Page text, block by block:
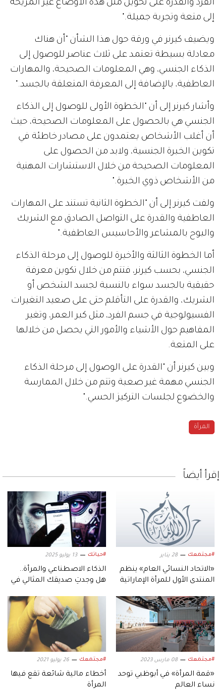
الفرد والقدرة على تحويل مثل هذه الأوضاع غير المريحة
إلى متعة وتجربة جميلة."
ويضيف كيرنر في ورقة حول هذا الشأن "أن هناك
معادلة بسيطة تعتمد على ثلاث عناصر للوصول إلى
الذكاء الجنسي، وهي المعلومات الصحيحة، والمهارات
العاطفية، بالإضافة إلى المعرفة المتعلقة بالجسد."
وأشار كيرنر إلى أن "الخطوة الأولى للوصول إلى الذكاء
الجنسي هي بالحصول على المعلومات الصحيحة، حيث
أن أغلب الأشخاص يعتمدون على مصادر خاطئة في
تكوين الخبرة الجنسية، ولابد من الحصول على
المعلومات الصحيحة من خلال الاستشارات المهنية
من الأشخاص ذوي الخبرة."
ولفت كيرنر إلى أن "الخطوة الثانية تستند على المهارات
العاطفية والقدرة على التواصل الصادق مع الشريك
والبوح بالمشاعر والأحاسيس العاطفية."
أما الخطوة الثالثة والأخيرة للوصول إلى مرحلة الذكاء
الجنسي، بحسب كيرنر، فتتم من خلال تكوين معرفة
حقيقية بالجسد سواء بالنسبة لجسد الشخص أو
الشريك، والقدرة على التأقلم حتى على صعيد التغيرات
الفسيولوجية في جسم الفرد، مثل كبر العمر، وتغير
المفاهيم حول الأشياء والأمور التي يحصل من خلالها
على المتعة.
وبين كيرنر أن "القدرة على الوصول إلى مرحلة الذكاء
الجنسي مهمة غير صعبة وتتم من خلال الممارسة
والخضوع لجلسات التركيز الحسي."
المرأة
إقرأ أيضاً
#مجتمعك 28 يناير
«الاتحاد النسائي العام» ينظم
المنتدى الأول للمرأة الإماراتية
#حياتك 13 يوليو 2025
الذكاء الاصطناعي والمرأة..
هل وجدتِ صديقك المثالي في
#مجتمعك 08 مارس 2023
«قمة المرأة» في أبوظبي توحد
نساء العالم
#مجتمعك 26 يوليو 2021
أخطاء مالية شائعة تقع فيها
المرأة